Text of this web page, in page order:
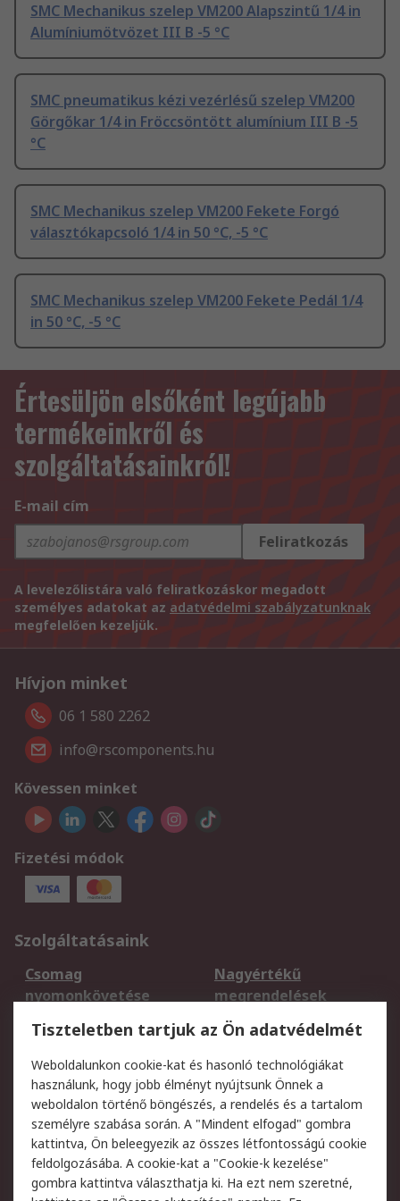
SMC Mechanikus szelep VM200 Alapszintű 1/4 in
Alumíniumötvözet III B -5 °C
SMC pneumatikus kézi vezérlésű szelep VM200
Görgőkar 1/4 in Fröccsöntött alumínium III B -5
°C
SMC Mechanikus szelep VM200 Fekete Forgó
választókapcsoló 1/4 in 50 °C, -5 °C
SMC Mechanikus szelep VM200 Fekete Pedál 1/4
in 50 °C, -5 °C
Értesüljön elsőként legújabb
termékeinkről és
szolgáltatásainkról!
E-mail cím
Feliratkozás
A levelezőlistára való feliratkozáskor megadott
személyes adatokat az adatvédelmi szabályzatunknak
megfelelően kezeljük.
Hívjon minket
06 1 580 2262
info@rscomponents.hu
Kövessen minket
Fizetési módok
Szolgáltatásaink
Csomag
nyomonkövetése
Nagyértékű
megrendelések
Regisztráció
Szállítás
Termékvisszaküldés
Szolgáltatások
Jogi
Adatvédelmi
szabályzat
Az RS értékesítési
feltételei
Cookie szabályzat
Email biztonság
Tiszteletben tartjuk az Ön adatvédelmét
Weboldalunkon cookie-kat és hasonló technológiákat
használunk, hogy jobb élményt nyújtsunk Önnek a
weboldalon történő böngészés, a rendelés és a tartalom
személyre szabása során. A "Mindent elfogad" gombra
kattintva, Ön beleegyezik az összes létfontosságú cookie
feldolgozásába. A cookie-kat a "Cookie-k kezelése"
gombra kattintva választhatja ki. Ha ezt nem szeretné,